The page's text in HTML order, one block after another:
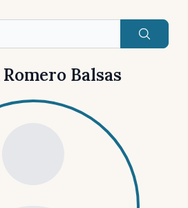
Buscar
Balsas